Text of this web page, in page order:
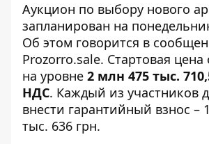
Аукцион по выбору нового
запланирован на
Об этом говорится в
Рrozorro.sale. Стартовая цена
на уровне 2 млн 475 тыс.
НДС. Каждый из участников
внести гарантийный взнос –
тыс. 636 грн.